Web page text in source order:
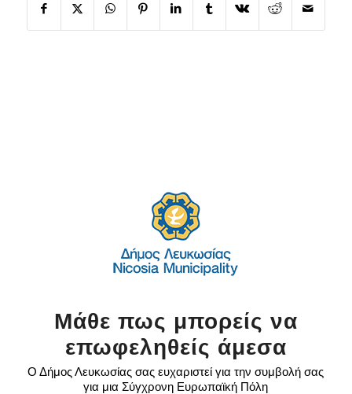
Μάθε πως μπορείς να
επωφεληθείς άμεσα
Ο Δήμος Λευκωσίας σας ευχαριστεί για την συμβολή σας
για μια Σύγχρονη Ευρωπαϊκή Πόλη